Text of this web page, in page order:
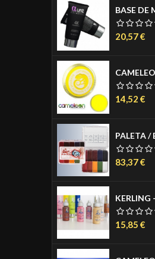
Precio
20,57 €
Precio
14,52 €
Precio
83,37 €
Precio
15,85 €